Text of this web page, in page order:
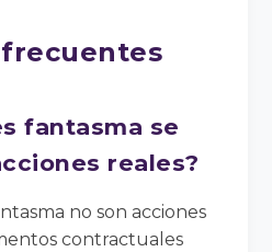
fantasma se
reales?
no son acciones
contractuales